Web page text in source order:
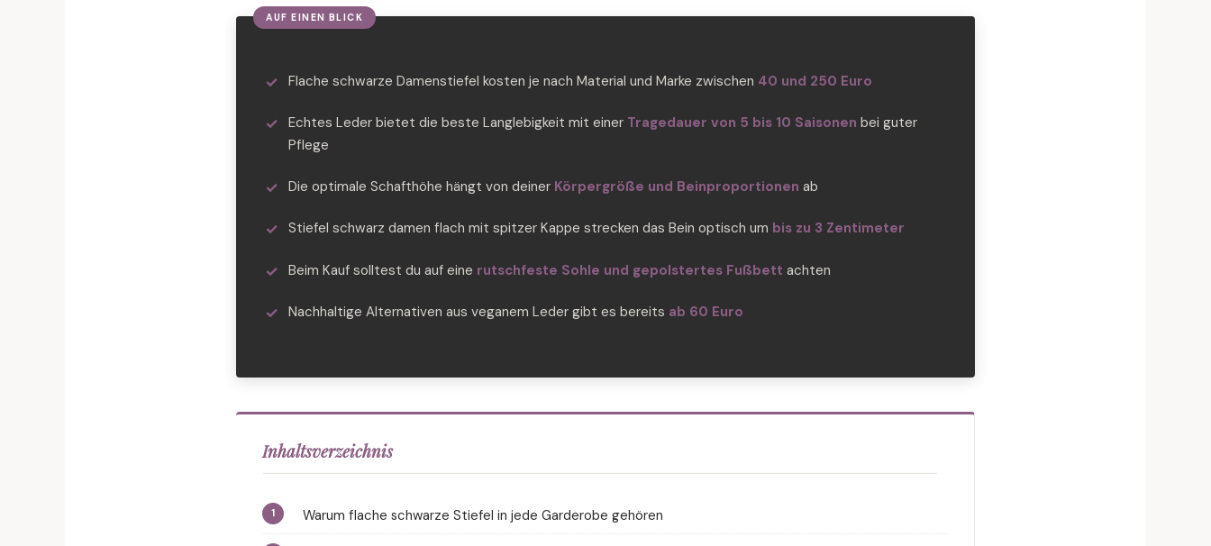
Flache schwarze Damenstiefel kosten je nach Material und Marke zwischen 40 und 250 Euro
Echtes Leder bietet die beste Langlebigkeit mit einer Tragedauer von 5 bis 10 Saisonen bei guter
Pflege
Die optimale Schafthöhe hängt von deiner Körpergröße und Beinproportionen ab
Stiefel schwarz damen flach mit spitzer Kappe strecken das Bein optisch um bis zu 3 Zentimeter
Beim Kauf solltest du auf eine rutschfeste Sohle und gepolstertes Fußbett achten
Nachhaltige Alternativen aus veganem Leder gibt es bereits ab 60 Euro
Inhaltsverzeichnis
Warum flache schwarze Stiefel in jede Garderobe gehören